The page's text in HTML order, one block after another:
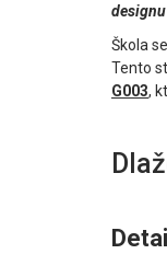
designu
Škola
Tento
G003,